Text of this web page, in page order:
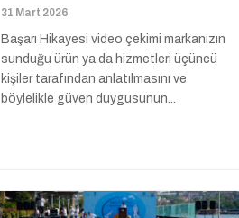
31 Mart 2026
Başarı Hikayesi video çekimi markanızın
sunduğu ürün ya da hizmetleri üçüncü
kişiler tarafından anlatılmasını ve
böylelikle güven duygusunun...